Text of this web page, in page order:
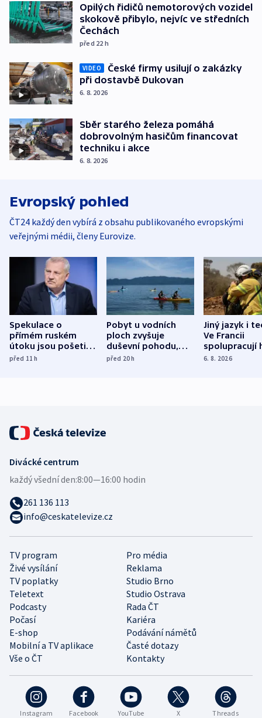
Opilých řidičů nemotorových vozidel
skokově přibylo, nejvíc ve středních
Čechách
před 22 h
VIDEO
České firmy usilují o zakázky
při dostavbě Dukovan
6. 8. 2026
Sběr starého železa pomáhá
dobrovolným hasičům financovat
techniku i akce
6. 8. 2026
Evropský pohled
ČT24 každý den vybírá z obsahu publikovaného evropskými
veřejnými médii, členy Eurovize.
Spekulace o
přímém ruském
útoku jsou pošetilé,
míní estonský
před 11h
Pobyt u vodních
ploch zvyšuje
duševní pohodu,
ukázala
před 20h
Jiný jazyk i
Ve Francii
spolupracují
různých zemí
6. 8. 2026
Instagram Facebook YouTube X Threads
TV program
Pro média
Živé vysílání
Reklama
TV poplatky
Studio Brno
Teletext
Studio Ostrava
Podcasty
Rada ČT
Počasí
Kariéra
E-shop
Podávání námětů
Mobilní a TV aplikace
Časté dotazy
Vše o ČT
Kontakty
Divácké centrum
každý všední den:8:00—16:00 hodin
261 136 113
info@ceskatelevize.cz